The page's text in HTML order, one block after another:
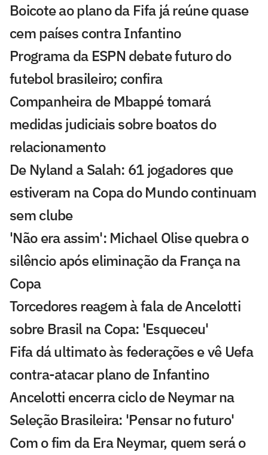
Boicote ao plano da Fifa já reúne quase
cem países contra Infantino
Programa da ESPN debate futuro do
futebol brasileiro; confira
Companheira de Mbappé tomará
medidas judiciais sobre boatos do
relacionamento
De Nyland a Salah: 61 jogadores que
estiveram na Copa do Mundo continuam
sem clube
'Não era assim': Michael Olise quebra o
silêncio após eliminação da França na
Copa
Torcedores reagem à fala de Ancelotti
sobre Brasil na Copa: 'Esqueceu'
Fifa dá ultimato às federações e vê Uefa
contra-atacar plano de Infantino
Ancelotti encerra ciclo de Neymar na
Seleção Brasileira: 'Pensar no futuro'
Com o fim da Era Neymar, quem será o